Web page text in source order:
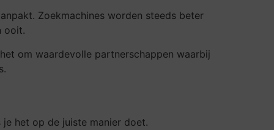
Zoekmachines worden steeds beter
ooit.
om waardevolle partnerschappen waarbij
het op de juiste manier doet.